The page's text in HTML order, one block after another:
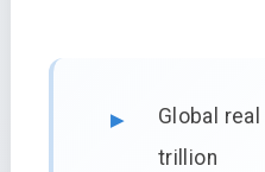
Global
trillion